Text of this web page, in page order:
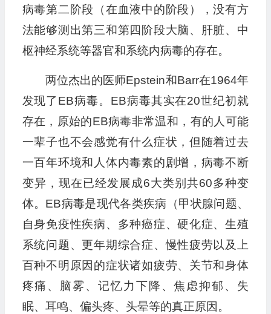
病毒第二阶段（在血液中的阶段），没有方
法能够测出第三和第四阶段大脑、肝脏、中
枢神经系统等器官和系统内病毒的存在。
两位杰出的医师Epstein和Barr在1964年
发现了EB病毒。EB病毒其实在20世纪初就
存在，原始的EB病毒非常温和，有的人可能
一辈子也不会感觉有什么症状，但随着过去
一百年环境和人体内毒素的剧增，病毒不断
变异，现在已经发展成6大类别共60多种变
体。EB病毒是现代各类疾病（甲状腺问题、
自身免疫性疾病、多种癌症、硬化症、生殖
系统问题、更年期综合症、慢性疲劳以及上
百种不明原因的症状诸如疲劳、关节和身体
疼痛、脑雾、记忆力下降、焦虑抑郁、失
眠、耳鸣、偏头疼、头晕等的真正原因。